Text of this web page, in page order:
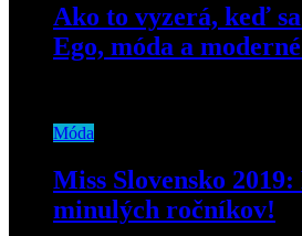
Ako to vyzerá, keď
Ego, móda a
Móda
Miss Slovensko
minulých ročníkov!